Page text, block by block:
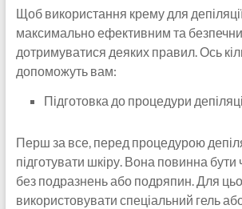
Щоб використання крему для
максимально ефективним та
дотримуватися деяких правил. Ось
допоможуть вам:
Підготовка до процедури
Перш за все, перед процедурою
підготувати шкіру. Вона повинна
без подразнень або подряпин. Для
використовувати спеціальний гель